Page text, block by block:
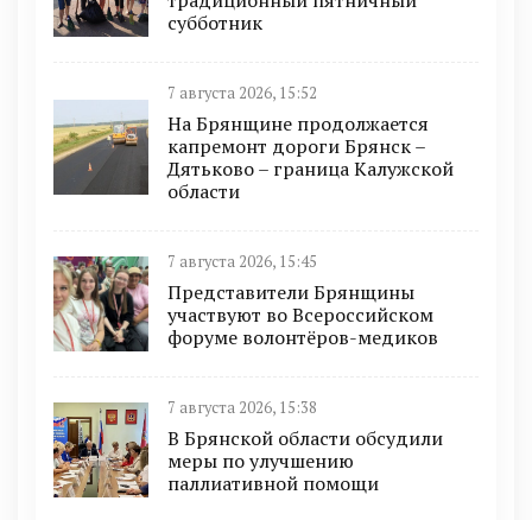
субботник
7 августа 2026, 15:52
На Брянщине продолжается
капремонт дороги Брянск –
Дятьково – граница Калужской
области
7 августа 2026, 15:45
Представители Брянщины
участвуют во Всероссийском
форуме волонтёров-медиков
7 августа 2026, 15:38
В Брянской области обсудили
меры по улучшению
паллиативной помощи